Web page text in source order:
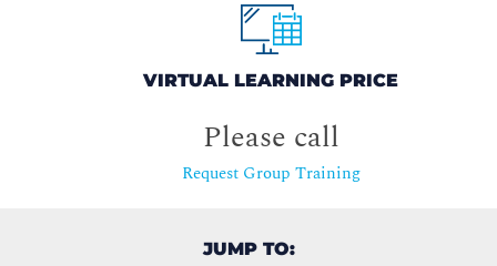
VIRTUAL LEARNING PRICE
Please call
Request Group Training
JUMP TO: